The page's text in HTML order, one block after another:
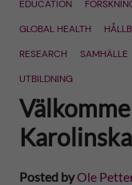
EDUCATION
GLOBAL HEALTH
RESEARCH
SAMHÄLLE
UTBILDNING
Posted byOle